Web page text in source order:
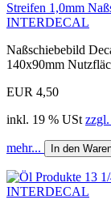
Streifen 1,0mm
INTERDECAL
Naßschiebebild
140x90mm
EUR 4,50
inkl. 19 % USt zzgl.
mehr... In den